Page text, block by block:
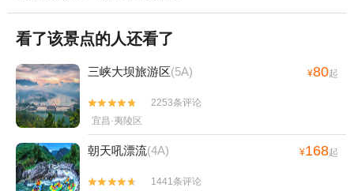
看了该景点的人还看了
三峡大坝旅游区(5A) ¥80起


2253条评论
宜昌·夷陵区
朝天吼漂流(4A) ¥168起


1441条评论